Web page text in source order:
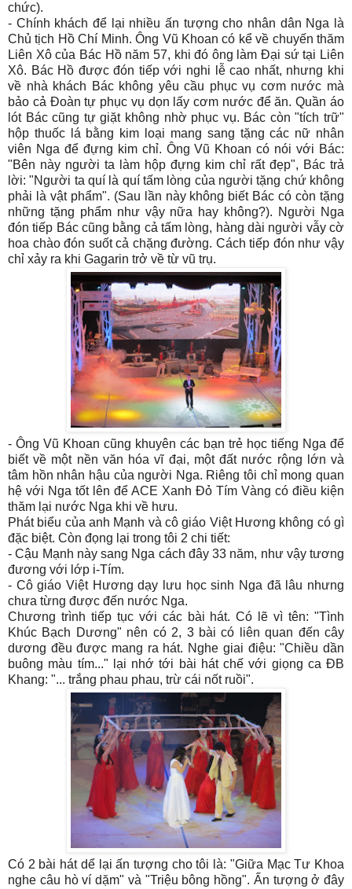
chức).
- Chính khách để lại nhiều ấn tượng cho nhân dân Nga là
Chủ tịch Hồ Chí Minh. Ông Vũ Khoan có kể về chuyến thăm
Liên Xô của Bác Hồ năm 57, khi đó ông làm Đại sứ tại Liên
Xô. Bác Hồ được đón tiếp với nghi lễ cao nhất, nhưng khi
về nhà khách Bác không yêu cầu phục vụ cơm nước mà
bảo cả Đoàn tự phục vụ dọn lấy cơm nước để ăn. Quần áo
lót Bác cũng tự giặt không nhờ phục vụ. Bác còn "tích trữ"
hộp thuốc lá bằng kim loại mang sang tặng các nữ nhân
viên Nga để đựng kim chỉ. Ông Vũ Khoan có nói với Bác:
"Bên này người ta làm hộp đựng kim chỉ rất đẹp", Bác trả
lời: "Người ta quí là quí tấm lòng của người tặng chứ không
phải là vật phẩm". (Sau lần này không biết Bác có còn tặng
những tặng phẩm như vậy nữa hay không?). Người Nga
đón tiếp Bác cũng bằng cả tấm lòng, hàng dài người vẫy cờ
hoa chào đón suốt cả chặng đường. Cách tiếp đón như vậy
chỉ xảy ra khi Gagarin trở về từ vũ trụ.
- Ông Vũ Khoan cũng khuyên các bạn trẻ học tiếng Nga để
biết về một nền văn hóa vĩ đại, một đất nước rộng lớn và
tâm hồn nhân hậu của người Nga. Riêng tôi chỉ mong quan
hệ với Nga tốt lên để ACE Xanh Đỏ Tím Vàng có điều kiện
thăm lại nước Nga khi về hưu.
Phát biểu của anh Mạnh và cô giáo Việt Hương không có gì
đặc biệt. Còn đọng lại trong tôi 2 chi tiết:
- Cậu Mạnh này sang Nga cách đây 33 năm, như vậy tương
đương với lớp i-Tím.
- Cô giáo Việt Hương dạy lưu học sinh Nga đã lâu nhưng
chưa từng được đến nước Nga.
Chương trình tiếp tục với các bài hát. Có lẽ vì tên: "Tình
Khúc Bạch Dương" nên có 2, 3 bài có liên quan đến cây
dương đều được mang ra hát. Nghe giai điệu: "Chiều dần
buông màu tím..." lại nhớ tới bài hát chế với giọng ca ĐB
Khang: "... trắng phau phau, trừ cái nốt ruồi".
Có 2 bài hát dể lại ấn tượng cho tôi là: "Giữa Mạc Tư Khoa
nghe câu hò ví dặm" và "Triệu bông hồng". Ấn tượng ở đây